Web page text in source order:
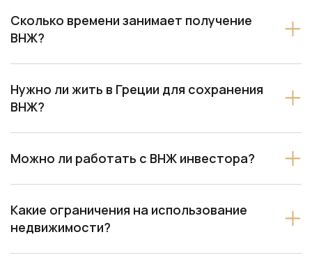
Сколько времени занимает получение
ВНЖ?
Нужно ли жить в Греции для сохранения
ВНЖ?
Можно ли работать с ВНЖ инвестора?
Какие ограничения на использование
недвижимости?